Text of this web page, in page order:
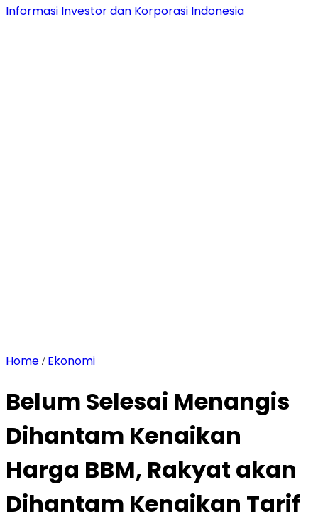
Informasi Investor dan Korporasi Indonesia
Home / Ekonomi
Belum Selesai Menangis
Dihantam Kenaikan
Harga BBM, Rakyat akan
Dihantam Kenaikan Tarif